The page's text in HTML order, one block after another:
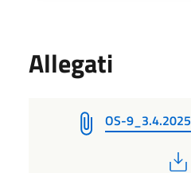
Allegati
OS-9_3.4.2025